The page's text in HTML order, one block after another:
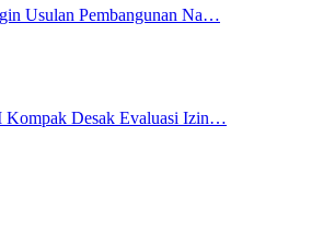
Usulan Pembangunan Na…
Kompak Desak Evaluasi Izin…